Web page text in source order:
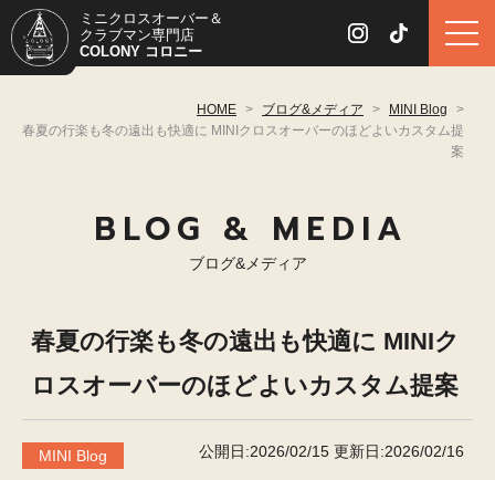
ミニクロスオーバー＆
クラブマン専門店
COLONY コロニー
HOME > ブログ&メディア > MINI Blog
>
春夏の行楽も冬の遠出も快適に MINIクロスオーバーのほどよいカスタム提
案
BLOG & MEDIA
ブログ&メディア
春夏の行楽も冬の遠出も快適に MINIク
ロスオーバーのほどよいカスタム提案
MINI Blog 公開日:2026/02/15 更新日:2026/02/16